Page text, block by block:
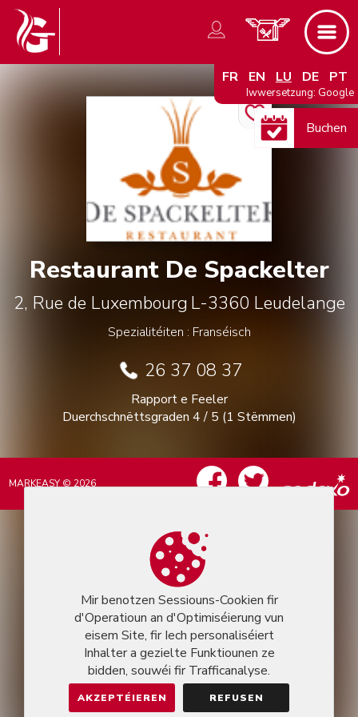
FR EN LU DE PT
Iwwersetzung: Google
Restaurant De Spackelter
2, Rue de Luxembourg L-3360 Leudelange
Spezialitéiten : Franséisch
26 37 08 37
Rapport e Feeler
Duerchschnëttsgraden 4/ 5 (1 Stëmmen)
Buchen
Mir benotzen Sessiouns-Cookien fir
d'Operatioun an d'Optimiséierung vun
eisem Site, fir Iech personaliséiert
Inhalter a gezielte Funktiounen ze
bidden, souwéi fir Trafficanalyse.
AKZEPTÉIEREN REFUSEN
MARKEASY © 2026